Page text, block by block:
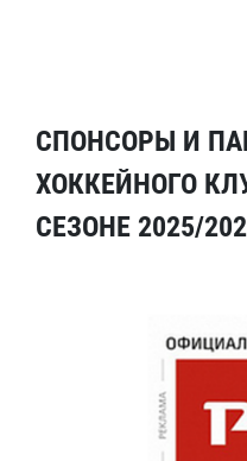
СПОНСОРЫ И
ХОККЕЙНОГО
СЕЗОНЕ 2025/